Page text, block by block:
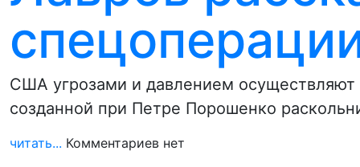
США угрозами и давлением
созданной при Петре Порошенко
читать... Комментариев нет